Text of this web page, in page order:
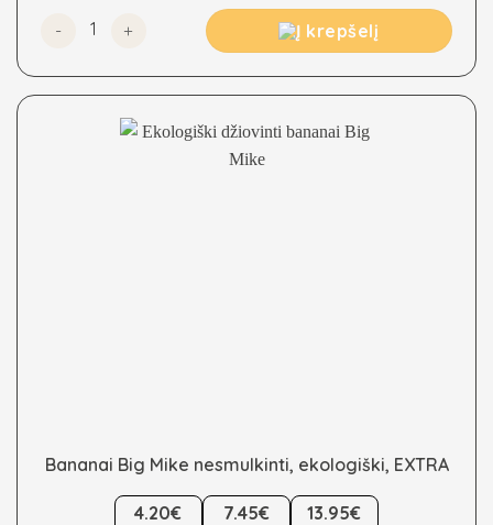
The
options
may
be
on
the
produkto kiekis: Bananai nesmulkinti, senoviniai
Į krepšelį
Bananai Big Mike nesmulkinti, ekologiški, EXTRA
This
product
4.20€ 7.45€ 13.95€